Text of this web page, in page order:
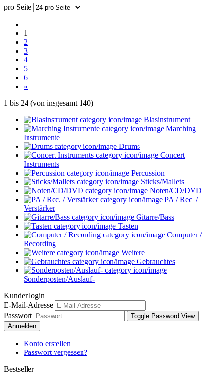
pro Seite
1
2
3
4
5
6
»
1 bis 24 (von insgesamt 140)
Blasinstrument
Marching
Instrumente
Drums
Concert
Instruments
Percussion
Sticks/Mallets
Noten/CD/DVD
PA / Rec. /
Verstärker
Gitarre/Bass
Tasten
Computer /
Recording
Weitere
Gebrauchtes
Sonderposten/Auslauf-
Kundenlogin
E-Mail-Adresse
Passwort
Toggle Password View
Anmelden
Konto erstellen
Passwort vergessen?
Bestseller